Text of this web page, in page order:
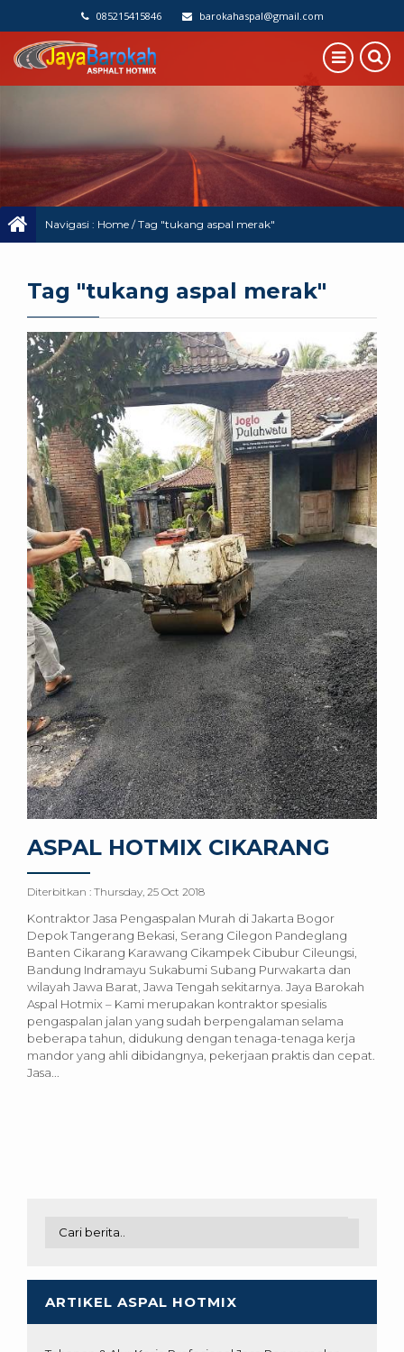
085215415846 barokahaspal@gmail.com
Navigasi : Home /Tag "tukang aspal merak"
Tag "tukang aspal merak"
ASPAL HOTMIX CIKARANG
Diterbitkan : Thursday, 25 Oct 2018
Kontraktor Jasa Pengaspalan Murah di Jakarta Bogor
Depok Tangerang Bekasi, Serang Cilegon Pandeglang
Banten Cikarang Karawang Cikampek Cibubur Cileungsi,
Bandung Indramayu Sukabumi Subang Purwakarta dan
wilayah Jawa Barat, Jawa Tengah sekitarnya. Jaya Barokah
Aspal Hotmix – Kami merupakan kontraktor spesialis
pengaspalan jalan yang sudah berpengalaman selama
beberapa tahun, didukung dengan tenaga-tenaga kerja
mandor yang ahli dibidangnya, pekerjaan praktis dan cepat.
Jasa...
ARTIKEL ASPAL HOTMIX